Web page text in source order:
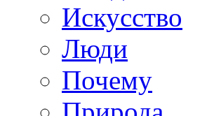
Искусство
Люди
Почему